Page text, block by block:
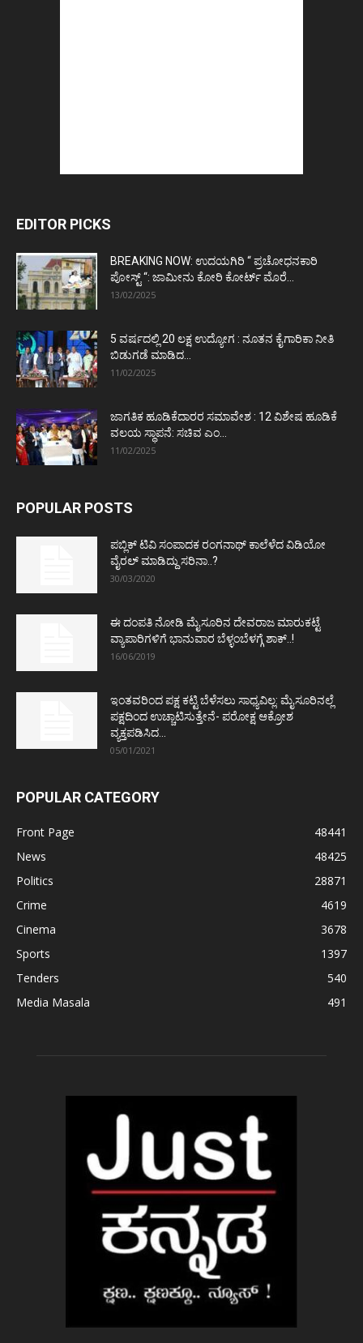
EDITOR PICKS
BREAKING NOW: ಉದಯಗಿರಿ “ ಪ್ರಚೋಧನಕಾರಿ
ಪೋಸ್ಟ್‌ “: ಜಾಮೀನು ಕೋರಿ ಕೋರ್ಟ್‌ ಮೊರೆ...
13/02/2025
5 ವರ್ಷದಲ್ಲಿ 20 ಲಕ್ಷ ಉದ್ಯೋಗ : ನೂತನ ಕೈಗಾರಿಕಾ ನೀತಿ
ಬಿಡುಗಡೆ ಮಾಡಿದ...
11/02/2025
ಜಾಗತಿಕ ಹೂಡಿಕೆದಾರರ ಸಮಾವೇಶ : 12 ವಿಶೇಷ ಹೂಡಿಕೆ
ವಲಯ ಸ್ಥಾಪನೆ: ಸಚಿವ ಎಂ...
11/02/2025
POPULAR POSTS
ಪಬ್ಲಿಕ್ ಟಿವಿ ಸಂಪಾದಕ ರಂಗನಾಥ್ ಕಾಲೆಳೆದ ವಿಡಿಯೋ
ವೈರಲ್ ಮಾಡಿದ್ದು ಸರಿನಾ..?
30/03/2020
ಈ ದಂಪತಿ ನೋಡಿ ಮೈಸೂರಿನ ದೇವರಾಜ ಮಾರುಕಟ್ಟೆ
ವ್ಯಾಪಾರಿಗಳಿಗೆ ಭಾನುವಾರ ಬೆಳ್ಳಂಬೆಳಗ್ಗೆ ಶಾಕ್..!
16/06/2019
ಇಂತವರಿಂದ ಪಕ್ಷ ಕಟ್ಟಿ ಬೆಳೆಸಲು ಸಾಧ್ಯವಿಲ್ಲ: ಮೈಸೂರಿನಲ್ಲೆ
ಪಕ್ಷದಿಂದ ಉಚ್ಚಾಟಿಸುತ್ತೇನೆ- ಪರೋಕ್ಷ ಆಕ್ರೋಶ
ವ್ಯಕ್ತಪಡಿಸಿದ...
05/01/2021
POPULAR CATEGORY
Front Page
48441
News
48425
Politics
28871
Crime
4619
Cinema
3678
Sports
1397
Tenders
540
Media Masala
491